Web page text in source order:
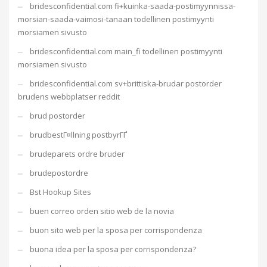
bridesconfidential.com fi+kuinka-saada-postimyynnissa-
morsian-saada-vaimosi-tanaan todellinen postimyynti
morsiamen sivusto
bridesconfidential.com main_fi todellinen postimyynti
morsiamen sivusto
bridesconfidential.com sv+brittiska-brudar postorder
brudens webbplatser reddit
brud postorder
brudbestГ¤llning postbyrГҐ
brudeparets ordre bruder
brudepostordre
Bst Hookup Sites
buen correo orden sitio web de la novia
buon sito web per la sposa per corrispondenza
buona idea per la sposa per corrispondenza?